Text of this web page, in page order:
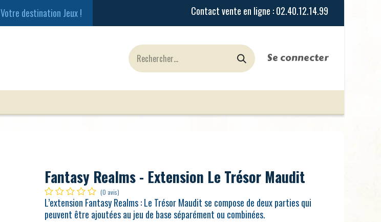
Votre destination Jeux !
Se connecter
Fantasy Realms - Extension Le Trésor Maudit
(0 avis)
L’extension Fantasy Realms : Le Trésor Maudit se compose de deux parties qui
peuvent être ajoutées au jeu de base séparément ou combinées.